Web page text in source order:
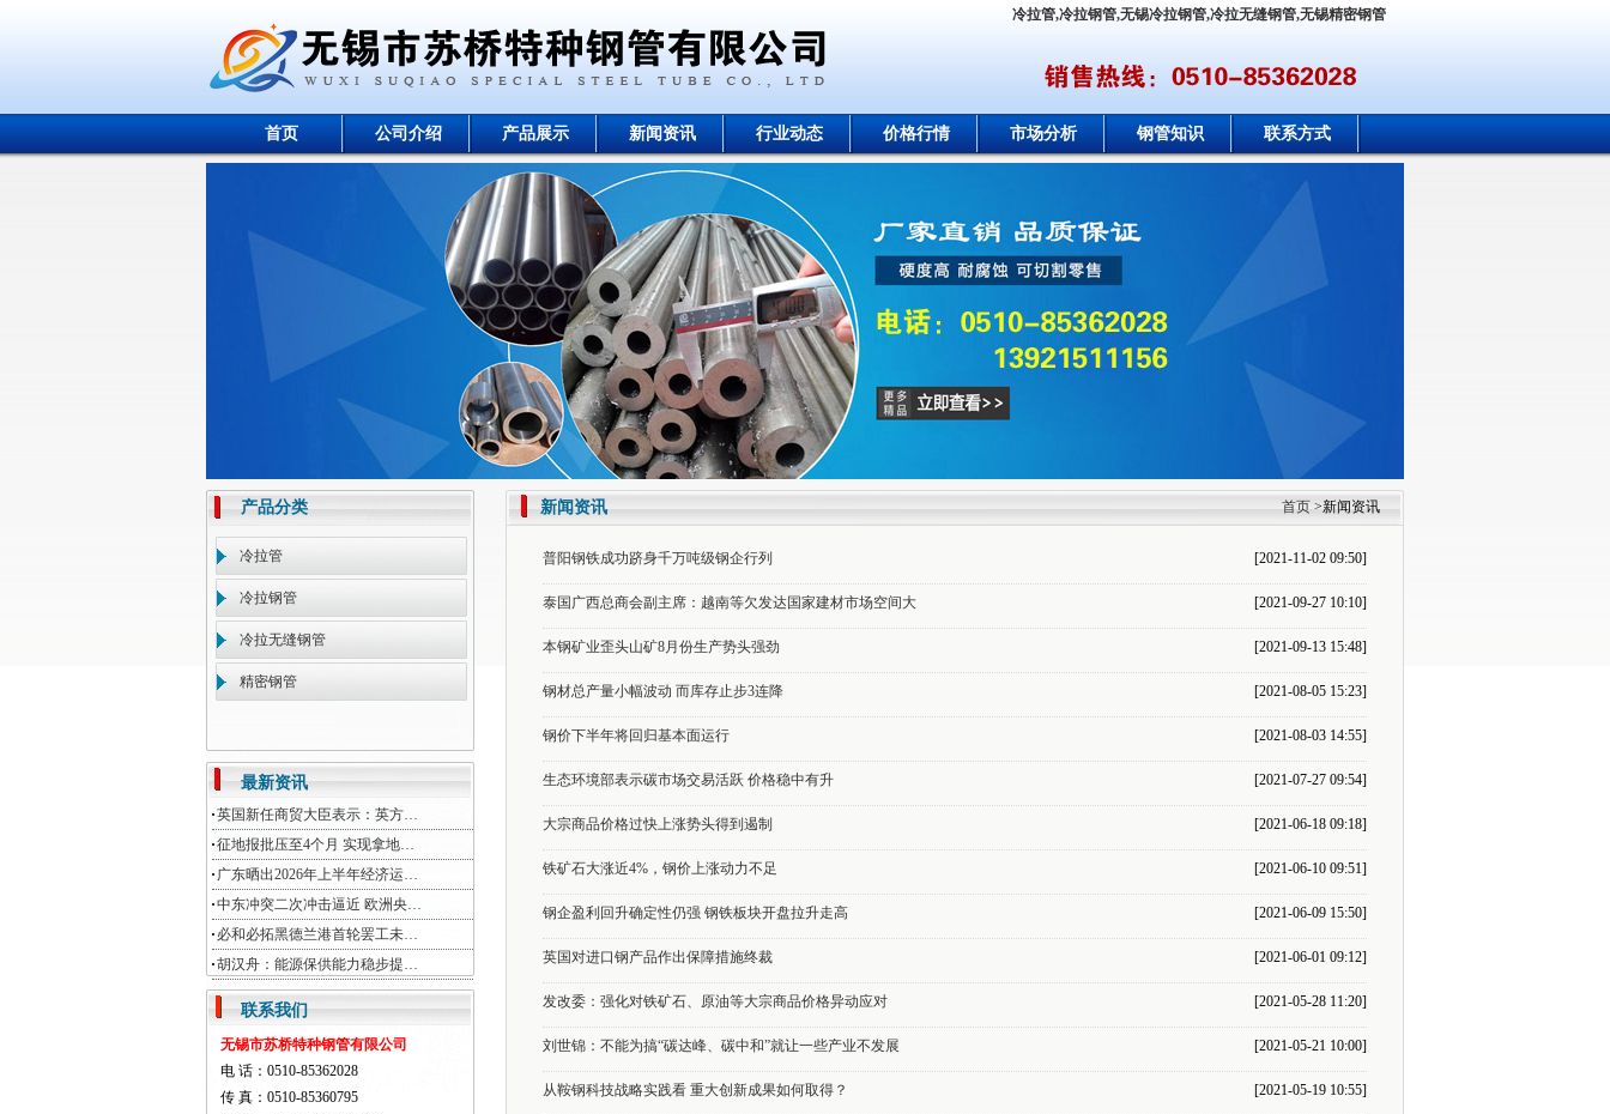
冷拉管,冷拉钢管,无锡冷拉钢管,冷拉无缝钢管,无锡精密钢管
首页 公司介绍 产品展示 新闻资讯 行业动态 价格行情 市场分析 钢管知识 联系方式
产品分类
冷拉管
冷拉钢管
冷拉无缝钢管
精密钢管
最新资讯
英国新任商贸大臣表示：英方…
征地报批压至4个月 实现拿地…
广东晒出2026年上半年经济运…
中东冲突二次冲击逼近 欧洲央…
必和必拓黑德兰港首轮罢工未…
胡汉舟：能源保供能力稳步提…
联系我们
无锡市苏桥特种钢管有限公司
电 话：0510-85362028
传 真：0510-85360795
新闻资讯 首页 >新闻资讯
[2021-11-02 09:50]
普阳钢铁成功跻身千万吨级钢企行列
[2021-09-27 10:10]
泰国广西总商会副主席：越南等欠发达国家建材市场空间大
[2021-09-13 15:48]
本钢矿业歪头山矿8月份生产势头强劲
[2021-08-05 15:23]
钢材总产量小幅波动 而库存止步3连降
[2021-08-03 14:55]
钢价下半年将回归基本面运行
[2021-07-27 09:54]
生态环境部表示碳市场交易活跃 价格稳中有升
[2021-06-18 09:18]
大宗商品价格过快上涨势头得到遏制
[2021-06-10 09:51]
铁矿石大涨近4%，钢价上涨动力不足
[2021-06-09 15:50]
钢企盈利回升确定性仍强 钢铁板块开盘拉升走高
[2021-06-01 09:12]
英国对进口钢产品作出保障措施终裁
[2021-05-28 11:20]
发改委：强化对铁矿石、原油等大宗商品价格异动应对
[2021-05-21 10:00]
刘世锦：不能为搞“碳达峰、碳中和”就让一些产业不发展
[2021-05-19 10:55]
从鞍钢科技战略实践看 重大创新成果如何取得？